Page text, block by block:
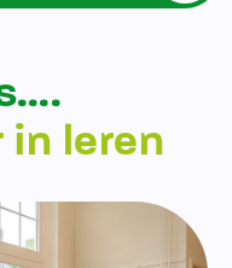
in leren